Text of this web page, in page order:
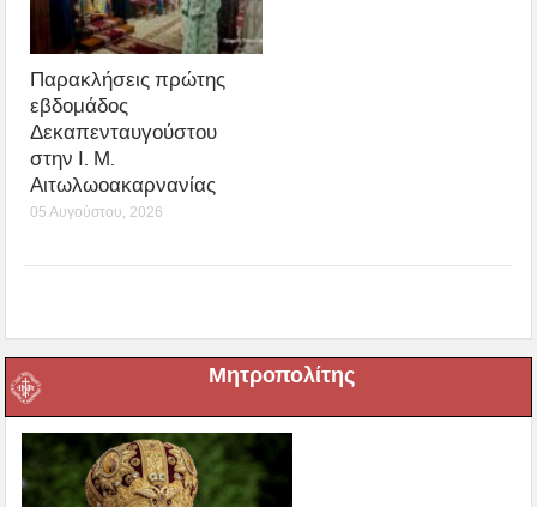
Παρακλήσεις πρώτης
εβδομάδος
Δεκαπενταυγούστου
στην Ι. Μ.
Αιτωλωοακαρνανίας
05 Αυγούστου, 2026
Μητροπολίτης